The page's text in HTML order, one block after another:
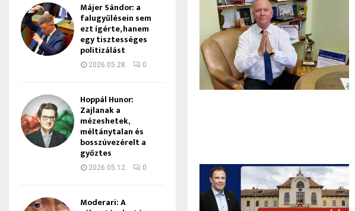
Májer Sándor: a
falugyűlésein sem
ezt ígérte, hanem
egy tisztességes
politizálást
2026.05.28. 0
Hoppál Hunor:
Zajlanak a
mézeshetek,
méltánytalan és
bosszúvezérelt a
győztes
2026.05.12. 0
Moderari: A